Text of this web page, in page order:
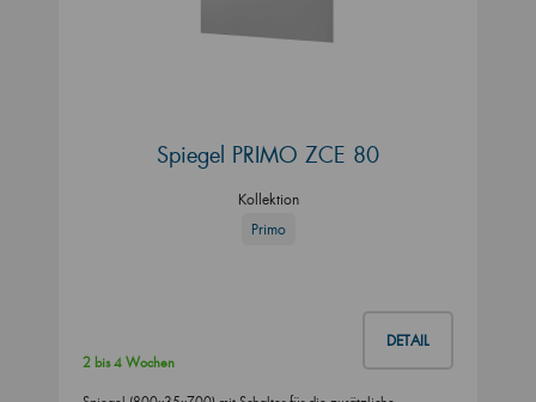
Spiegel PRIMO ZCE 80
Kollektion
Primo
DETAIL
2 bis 4 Wochen